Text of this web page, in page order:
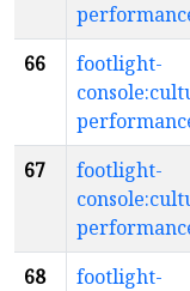
66
footlight-
67
footlight-
68
footlight-